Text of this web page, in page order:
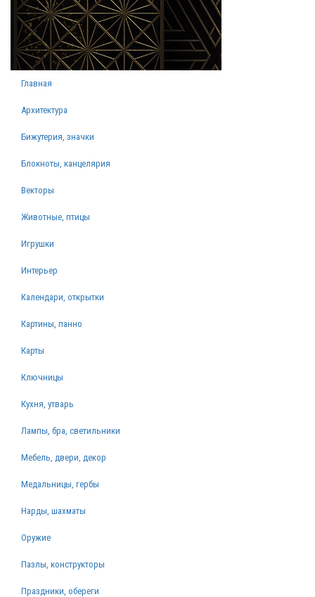
Главная
Архитектура
Бижутерия, значки
Блокноты, канцелярия
Векторы
Животные, птицы
Игрушки
Интерьер
Календари, открытки
Картины, панно
Карты
Ключницы
Кухня, утварь
Лампы, бра, светильники
Мебель, двери, декор
Медальницы, гербы
Нарды, шахматы
Оружие
Пазлы, конструкторы
Праздники, обереги